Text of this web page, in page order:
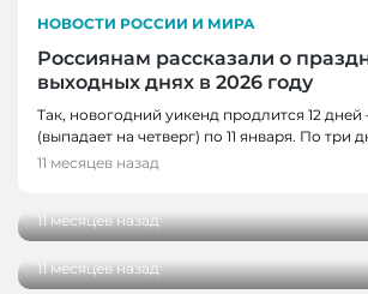
НОВОСТИ РОССИИ И МИРА
Россиянам рассказали о
выходных днях в 2026 году
Так, новогодний уикенд продлится 12 дней
(выпадает на четверг) по 11 января. По три
11 месяцев назад
НОВОСТИ РОССИИ И МИРА
Памятник Феликсу
11 месяцев назад
АТМОСФЕРА, НОВОСТИ
создать в России
11 месяцев назад